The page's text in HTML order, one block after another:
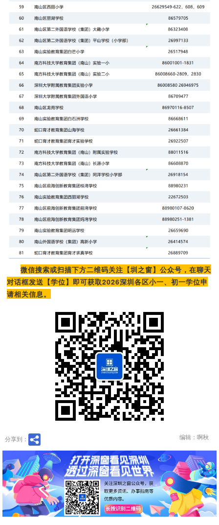
微信搜索或扫描下方二维码关注【圳之窗】公众号，在聊天
对话框发送【学位】即可获取2026深圳各区小一、初一学位申
请相关信息。
分享到： 编辑：啊秋